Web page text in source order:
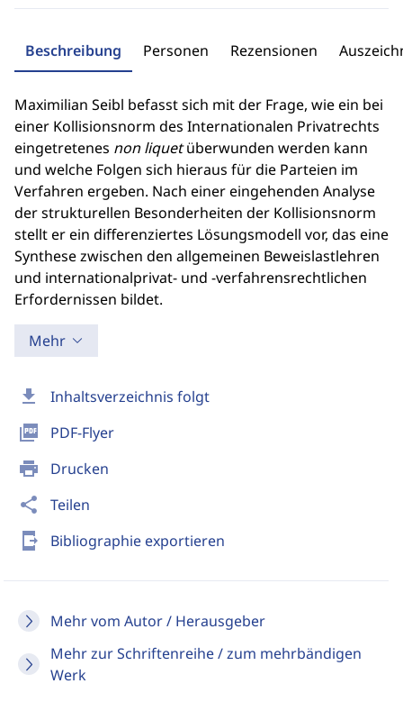
download Inhaltsverzeichnis folgt
picture_as_pdf PDF-Flyer
print Drucken
share Teilen
send_to_mobile Bibliographie exportieren
Mehr vom Autor / Herausgeber
Mehr zur Schriftenreihe / zum mehrbändigen
Werk
Beschreibung Personen Rezensionen
Maximilian Seibl befasst sich mit der Frage, wie ein bei
einer Kollisionsnorm des Internationalen Privatrechts
eingetretenes non liquetüberwunden werden kann
und welche Folgen sich hieraus für die Parteien im
Verfahren ergeben. Nach einer eingehenden Analyse
der strukturellen Besonderheiten der Kollisionsnorm
stellt er ein differenziertes Lösungsmodell vor, das eine
Synthese zwischen den allgemeinen Beweislastlehren
und internationalprivat- und -verfahrensrechtlichen
Erfordernissen bildet.
Mehr